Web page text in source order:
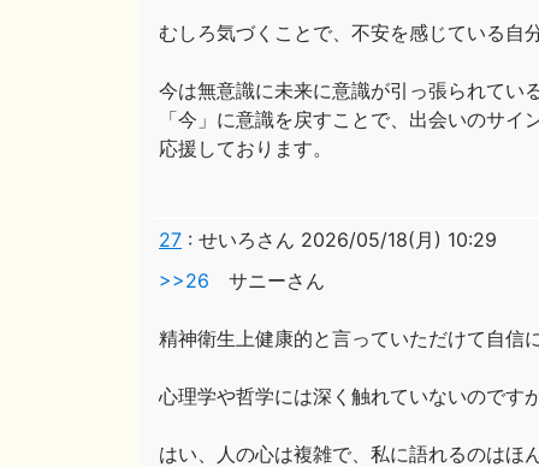
むしろ気づくことで、不安を感じている自
今は無意識に未来に意識が引っ張られてい
「今」に意識を戻すことで、出会いのサ
応援しております。
27 : せいろさん 2026/05/18(月) 10:29
>>26 サニーさん
精神衛生上健康的と言っていただけて自信
心理学や哲学には深く触れていないのです
はい、人の心は複雑で、私に語れるのはほ